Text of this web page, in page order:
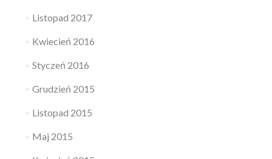
Listopad 2017
Kwiecień 2016
Styczeń 2016
Grudzień 2015
Listopad 2015
Maj 2015